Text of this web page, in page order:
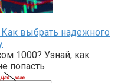
выбрать надежного
1000? Узнай, как
попасть